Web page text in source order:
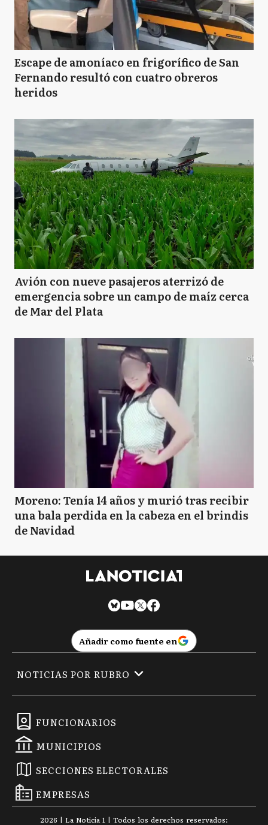
Escape de amoníaco en frigorífico de San
Fernando resultó con cuatro obreros
heridos
Avión con nueve pasajeros aterrizó de
emergencia sobre un campo de maíz cerca
de Mar del Plata
Moreno: Tenía 14 años y murió tras recibir
una bala perdida en la cabeza en el brindis
de Navidad
Añadir como fuente en
FUNCIONARIOS
MUNICIPIOS
SECCIONES ELECTORALES
EMPRESAS
NOTICIAS POR RUBRO
2026 | La Noticia 1 | Todos los derechos reservados: